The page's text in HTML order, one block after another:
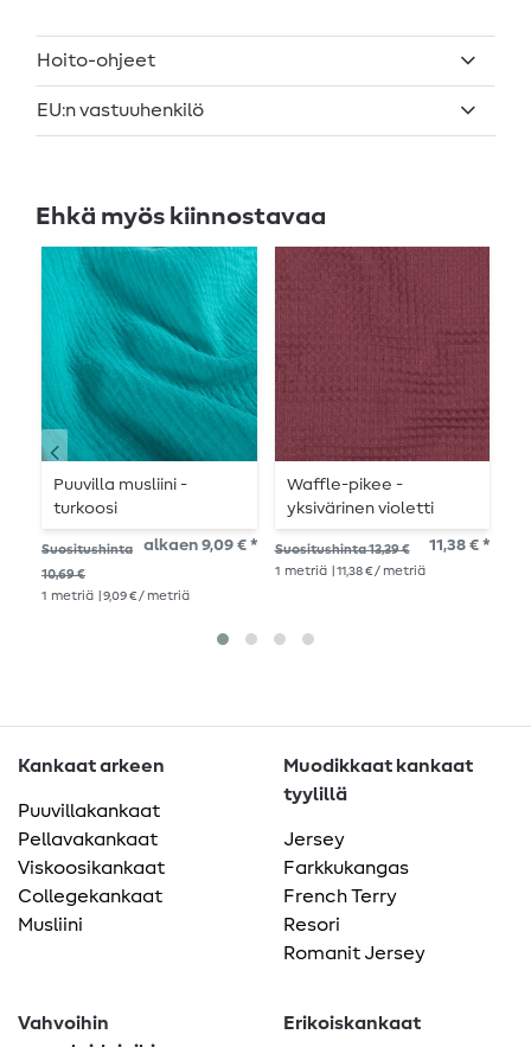
Hoito-ohjeet
EU:n vastuuhenkilö
Ehkä myös kiinnostavaa
Puuvilla musliini -
turkoosi
Suositushinta
10,69 €
alkaen 9,09 € *
1 metriä | 9,09 € / metriä
Waffle-pikee -
yksivärinen violetti
Suositushinta 13,39 € 11,38 € *
1 metriä | 11,38 € / metriä
Kankaat arkeen
Puuvillakankaat
Pellavakankaat
Viskoosikankaat
Collegekankaat
Musliini
Muodikkaat kankaat
tyylillä
Jersey
Farkkukangas
French Terry
Resori
Romanit Jersey
Vahvoihin
Erikoiskankaat